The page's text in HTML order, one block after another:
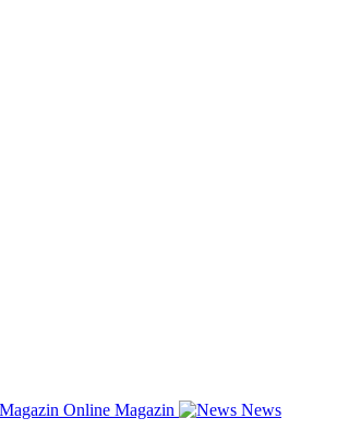
Online Magazin
News